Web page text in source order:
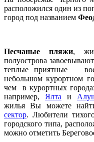
расположился один из
город под названием
Песчаные пляжи,
полуострова
теплые приятные
небольшом курортном
чем в курортных
например, Ялта и
жилья Вы можете
сектор. Любители
городского типа,
можно отметить